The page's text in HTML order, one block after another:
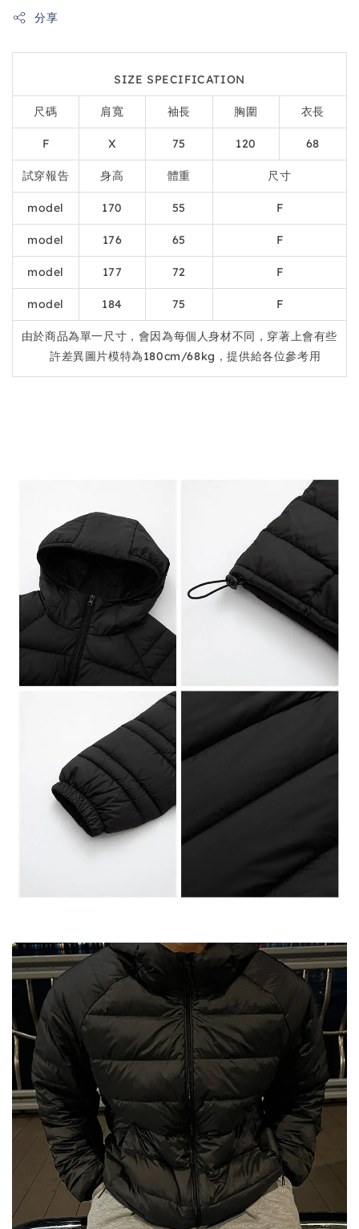
分享
SIZE SPECIFICATION
尺碼 肩寬 袖長 胸圍 衣長
F X 75 120 68
試穿報告 身高 體重 尺寸
model 170 55 F
model 176 65 F
model 177 72 F
model 184 75 F
由於商品為單一尺寸，會因為每個人身材不同，穿著上會有些
許差異圖片模特為180cm/68kg，提供給各位參考用